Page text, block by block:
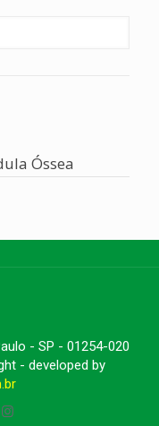
Óssea
- SP - 01254-020
- developed by